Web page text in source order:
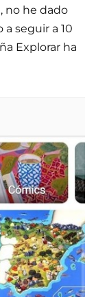
no he dado
seguir a 10
Explorar ha